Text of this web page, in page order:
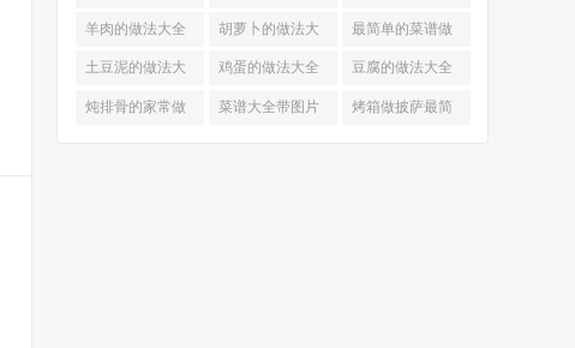
的做法
羊肉的做法大全 胡萝卜的做法大
全
最简单的菜谱做
法大全
土豆泥的做法大
全
鸡蛋的做法大全 豆腐的做法大全
炖排骨的家常做 菜谱大全带图片 烤箱做披萨最简